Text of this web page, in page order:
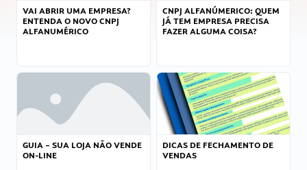
VAI ABRIR UMA EMPRESA?
ENTENDA O NOVO CNPJ
ALFANUMÉRICO
CNPJ ALFANÚMERICO: QUEM
JÁ TEM EMPRESA PRECISA
FAZER ALGUMA COISA?
GUIA – SUA LOJA NÃO VENDE
ON-LINE
DICAS DE FECHAMENTO DE
VENDAS